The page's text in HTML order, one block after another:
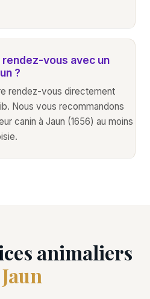
rendez-vous avec un
?
rendez-vous directement
Nous vous recommandons
canin à Jaun (1656) au moins
animaliers
Jaun